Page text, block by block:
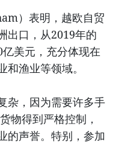
）表明，越欧自贸
出口，从2019年的
美元，充分体现在
渔业等领域。
杂，因为需要许多手
物得到严格控制，
的声誉。特别，参加